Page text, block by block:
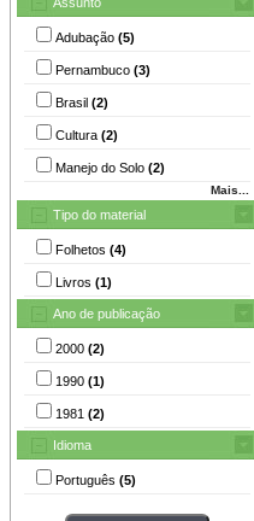
Adubação (5)
Pernambuco (3)
Brasil (2)
Cultura (2)
Manejo do Solo (2)
Mais...
Tipo do material
Folhetos (4)
Livros (1)
Ano de publicação
2000 (2)
1990 (1)
1981 (2)
Idioma
Português (5)